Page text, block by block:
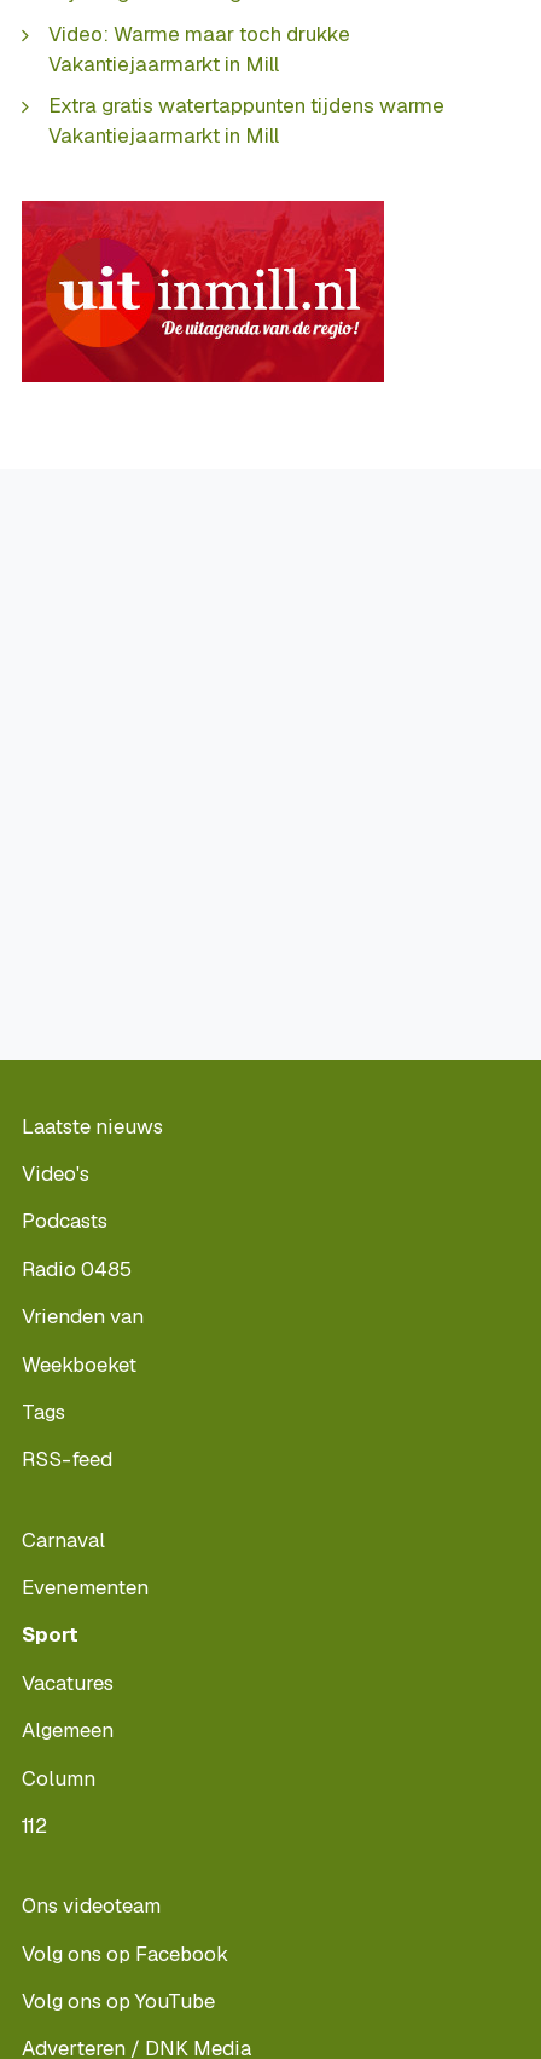
Video: Warme maar toch drukke
Vakantiejaarmarkt in Mill
Extra gratis watertappunten tijdens warme
Vakantiejaarmarkt in Mill
Laatste nieuws
Video's
Podcasts
Radio 0485
Vrienden van
Weekboeket
Tags
RSS-feed
Carnaval
Evenementen
Sport
Vacatures
Algemeen
Column
112
Ons videoteam
Volg ons op Facebook
Volg ons op YouTube
Adverteren / DNK Media